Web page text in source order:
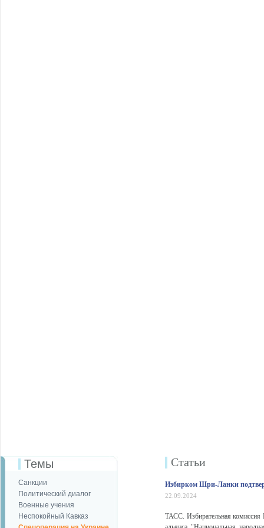
Темы
Санкции
Политический диалог
Военные учения
Неспокойный Кавказ
Статьи
Избирком Шри-Ланки
22.09.2024
ТАСС. Избирательная комиссия